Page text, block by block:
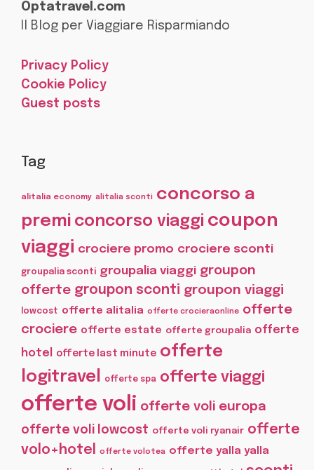
Optatravel.com
Il Blog per Viaggiare Risparmiando
Privacy Policy
Cookie Policy
Guest posts
Tag
alitalia economy alitalia sconti concorso a
premi concorso viaggi coupon
viaggi crociere promo crociere sconti
groupalia sconti groupalia viaggi groupon
offerte groupon sconti groupon viaggi
lowcost offerte alitalia offerte crocieraonline offerte
crociere offerte estate offerte groupalia offerte
hotel
offerte last minute offerte
logitravel offerte spa offerte viaggi
offerte voli offerte voli europa
offerte voli lowcost offerte voli ryanair offerte
volo+hotel offerte volotea offerte yalla yalla